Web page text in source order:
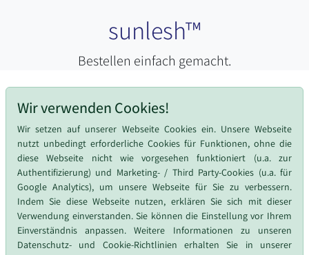
sunlesh™
Bestellen einfach gemacht.
Datenschutz Cookie-Richtlinie Cookie-Einstellungen
Impressum Kontakt AGB
Wir verwenden Cookies!
Wir setzen auf unserer Webseite Cookies ein. Unsere Webseite
nutzt unbedingt erforderliche Cookies für Funktionen, ohne die
diese Webseite nicht wie vorgesehen funktioniert (u.a. zur
Authentifizierung) und Marketing- / Third Party-Cookies (u.a. für
Google Analytics), um unsere Webseite für Sie zu verbessern.
Indem Sie diese Webseite nutzen, erklären Sie sich mit dieser
Verwendung einverstanden. Sie können die Einstellung vor Ihrem
Einverständnis anpassen. Weitere Informationen zu unseren
Datenschutz- und Cookie-Richtlinien erhalten Sie in unserer